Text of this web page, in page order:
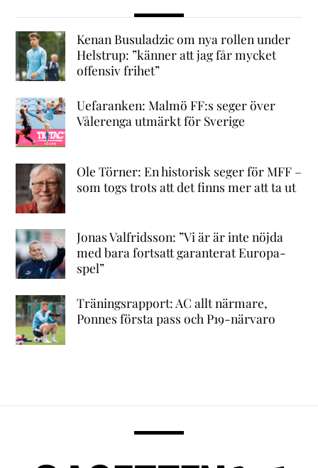
Kenan Busuladzic om nya rollen under
Helstrup: ”känner att jag får mycket
offensiv frihet”
Uefaranken: Malmö FF:s seger över
Vålerenga utmärkt för Sverige
Ole Törner: En historisk seger för MFF –
som togs trots att det finns mer att ta ut
Jonas Valfridsson: ”Vi är är inte nöjda
med bara fortsatt garanterat Europa-
spel”
Träningsrapport: AC allt närmare,
Ponnes första pass och P19-närvaro